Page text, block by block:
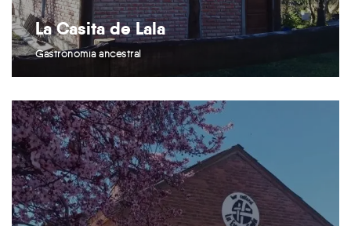
La Casita de Lala
Gastronomía ancestral